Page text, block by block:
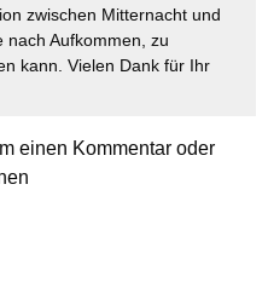
zwischen Mitternacht und
nach Aufkommen, zu
kann. Vielen Dank für Ihr
einen Kommentar oder